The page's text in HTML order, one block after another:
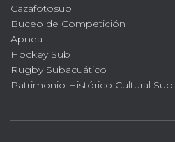
Cazafotosub
Buceo de Competición
Apnea
Hockey Sub
Rugby Subacuático
Patrimonio Histórico Cultural Sub.